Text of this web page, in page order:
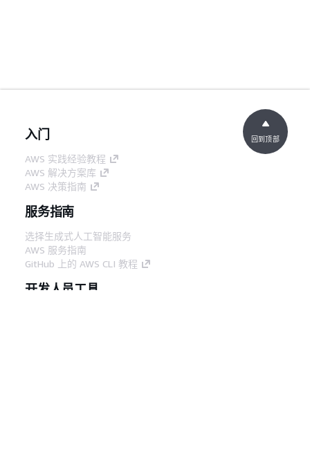
入门
AWS 实践经验教程
AWS 解决方案库
AWS 决策指南
服务指南
选择生成式人工智能服务
AWS 服务指南
GitHub 上的 AWS CLI 教程
开发人员工具
回到顶部